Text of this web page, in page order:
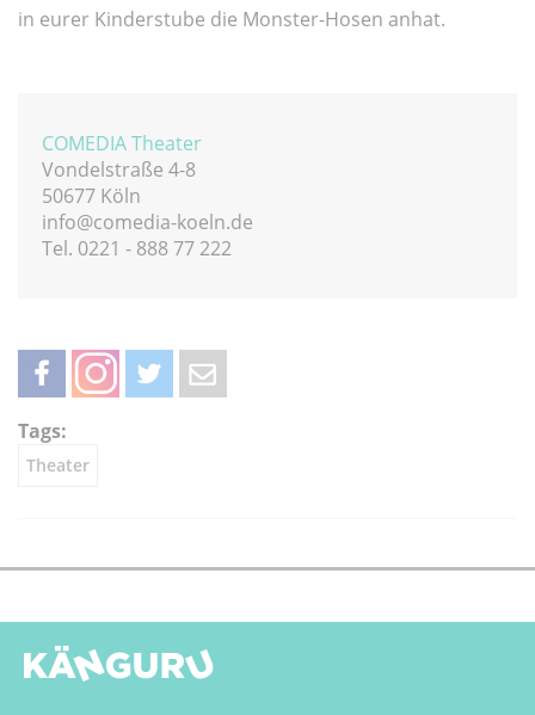
in eurer Kinderstube die Monster-Hosen anhat.
COMEDIA Theater
Vondelstraße 4-8
50677 Köln
info@comedia-koeln.de
Tel. 0221 - 888 77 222
teilen
Tags:
Theater